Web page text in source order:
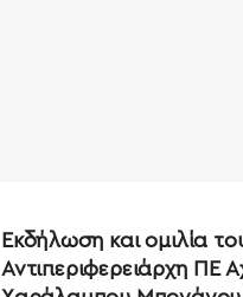
Εκδήλωση και ομιλία
Αντιπεριφερειάρχη ΠΕ